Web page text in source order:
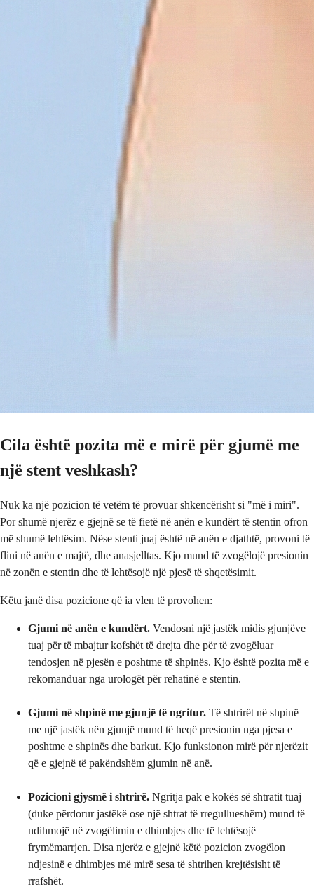
Cila është pozita më e mirë për gjumë me
një stent veshkash?
Nuk ka një pozicion të vetëm të provuar shkencërisht si "më i miri".
Por shumë njerëz e gjejnë se të fietë në anën e kundërt të stentin ofron
më shumë lehtësim. Nëse stenti juaj është në anën e djathtë, provoni të
flini në anën e majtë, dhe anasjelltas. Kjo mund të zvogëlojë presionin
në zonën e stentin dhe të lehtësojë një pjesë të shqetësimit.
Këtu janë disa pozicione që ia vlen të provohen:
Gjumi në anën e kundërt. Vendosni një jastëk midis gjunjëve
tuaj për të mbajtur kofshët të drejta dhe për të zvogëluar
tendosjen në pjesën e poshtme të shpinës. Kjo është pozita më e
rekomanduar nga urologët për rehatinë e stentin.
Gjumi në shpinë me gjunjë të ngritur. Të shtrirët në shpinë
me një jastëk nën gjunjë mund të heqë presionin nga pjesa e
poshtme e shpinës dhe barkut. Kjo funksionon mirë për njerëzit
që e gjejnë të pakëndshëm gjumin në anë.
Pozicioni gjysmë i shtrirë. Ngritja pak e kokës së shtratit tuaj
(duke përdorur jastëkë ose një shtrat të rregullueshëm) mund të
ndihmojë në zvogëlimin e dhimbjes dhe të lehtësojë
frymëmarrjen. Disa njerëz e gjejnë këtë pozicion zvogëlon
ndjesinë e dhimbjes më mirë sesa të shtrihen krejtësisht të
rrafshët.